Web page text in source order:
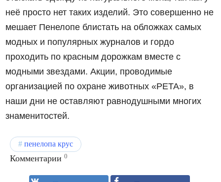
неё просто нет таких изделий. Это совершенно не
мешает Пенелопе блистать на обложках самых
модных и популярных журналов и гордо
проходить по красным дорожкам вместе с
модными звездами. Акции, проводимые
организацией по охране животных «РЕТА», в
наши дни не оставляют равнодушными многих
знаменитостей.
пенелопа крус
Комментарии 0